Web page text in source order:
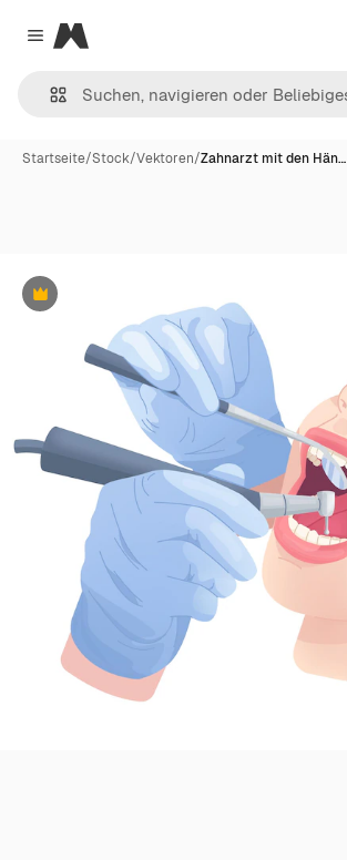
Close menu
Magnific
Startseite/Stock/Vektoren/Zahnarzt mit den Hän…
Premium